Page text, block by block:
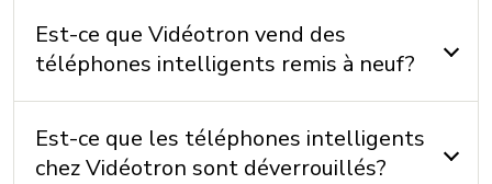
Est-ce que Vidéotron vend des
téléphones intelligents remis à neuf?
Est-ce que les téléphones intelligents
chez Vidéotron sont déverrouillés?